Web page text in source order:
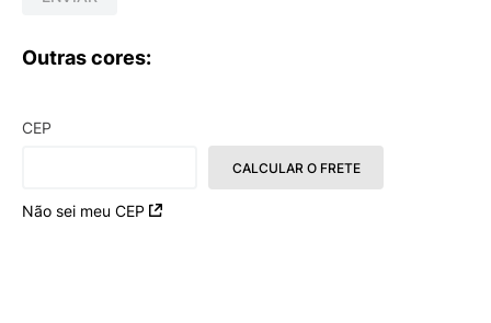
Outras cores:
CEP
Não sei meu CEP
CALCULAR O FRETE